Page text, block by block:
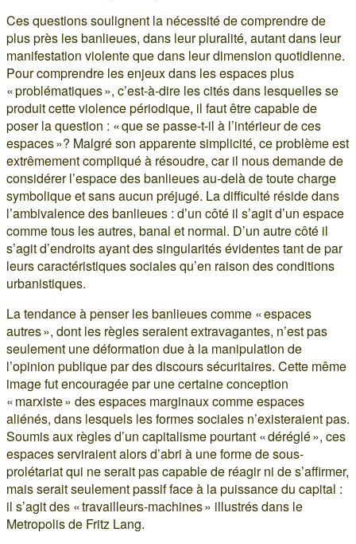
Ces questions soulignent la nécessité de comprendre de
plus près les banlieues, dans leur pluralité, autant dans leur
manifestation violente que dans leur dimension quotidienne.
Pour comprendre les enjeux dans les espaces plus
« problématiques », c’est-à-dire les cités dans lesquelles se
produit cette violence périodique, il faut être capable de
poser la question : « que se passe-t-il à l’intérieur de ces
espaces »? Malgré son apparente simplicité, ce problème est
extrêmement compliqué à résoudre, car il nous demande de
considérer l’espace des banlieues au-delà de toute charge
symbolique et sans aucun préjugé. La difficulté réside dans
l’ambivalence des banlieues : d’un côté il s’agit d’un espace
comme tous les autres, banal et normal. D’un autre côté il
s’agit d’endroits ayant des singularités évidentes tant de par
leurs caractéristiques sociales qu’en raison des conditions
urbanistiques.
La tendance à penser les banlieues comme « espaces
autres », dont les règles seraient extravagantes, n’est pas
seulement une déformation due à la manipulation de
l’opinion publique par des discours sécuritaires. Cette même
image fut encouragée par une certaine conception
« marxiste » des espaces marginaux comme espaces
aliénés, dans lesquels les formes sociales n’existeraient pas.
Soumis aux règles d’un capitalisme pourtant « déréglé », ces
espaces serviraient alors d’abri à une forme de sous-
prolétariat qui ne serait pas capable de réagir ni de s’affirmer,
mais serait seulement passif face à la puissance du capital :
il s’agit des « travailleurs-machines » illustrés dans le
Metropolis de Fritz Lang.